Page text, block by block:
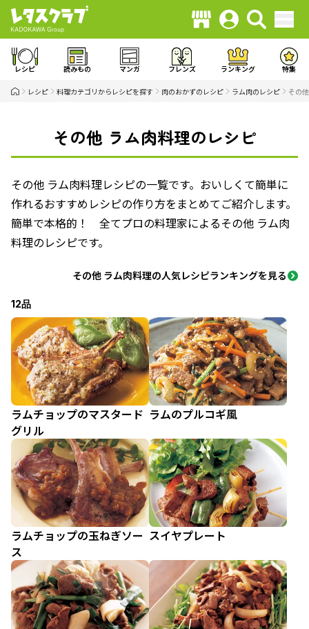
レシピ 読みもの マンガ フレンズ ランキング 特集
レシピ 料理カテゴリからレシピを探す 肉のおかずのレシピ ラム肉のレシピ その
その他 ラム肉料理のレシピ
その他 ラム肉料理レシピの一覧です。おいしくて簡単に
作れるおすすめレシピの作り方をまとめてご紹介します。
簡単で本格的！ 全てプロの料理家によるその他 ラム肉
料理のレシピです。
その他 ラム肉料理の人気レシピランキングを見る
12品
ラムチョップのマスタード
グリル
ラムのプルコギ風
ラムチョップの玉ねぎソー
ス
スイヤプレート